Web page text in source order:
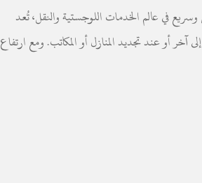
في عالم الخدمات اللوجستية والنقل، تُعد
أو عند تجديد المنازل أو المكاتب. ومع ارتفاع